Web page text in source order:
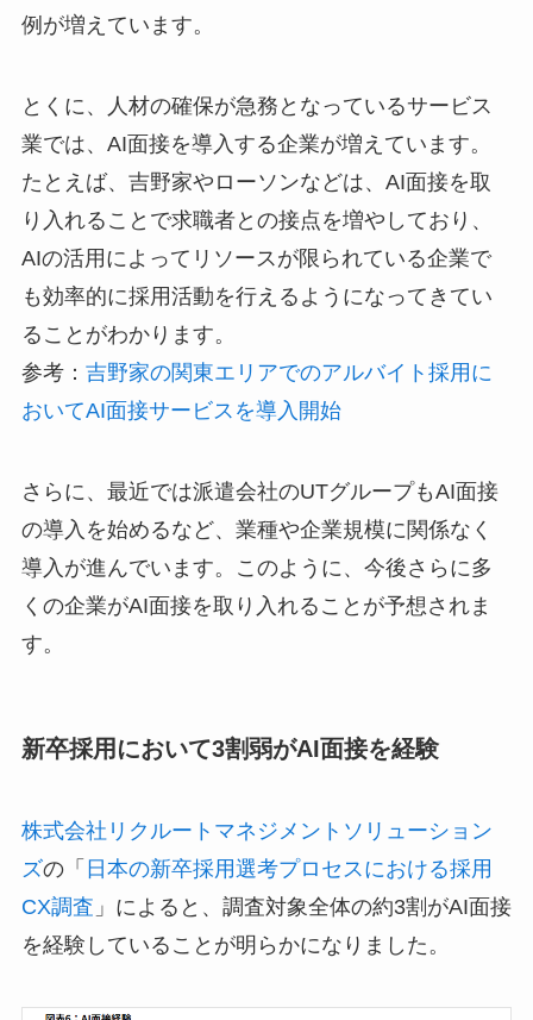
例が増えています。
とくに、人材の確保が急務となっているサービス
業では、AI面接を導入する企業が増えています。
たとえば、吉野家やローソンなどは、AI面接を取
り入れることで求職者との接点を増やしており、
AIの活用によってリソースが限られている企業で
も効率的に採用活動を行えるようになってきてい
ることがわかります。
参考： 吉野家の関東エリアでのアルバイト採用に
おいてAI面接サービスを導入開始
さらに、最近では派遣会社のUTグループもAI面接
の導入を始めるなど、業種や企業規模に関係なく
導入が進んでいます。このように、今後さらに多
くの企業がAI面接を取り入れることが予想されま
す。
新卒採用において3割弱がAI面接を経験
株式会社リクルートマネジメントソリューション
ズの「 日本の新卒採用選考プロセスにおける採用
CX調査 」によると、調査対象全体の約3割がAI面接
を経験していることが明らかになりました。